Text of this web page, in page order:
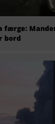
færge:
bord